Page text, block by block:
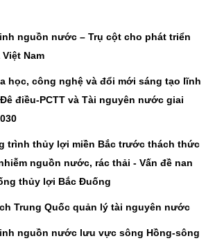
nguồn nước – Trụ cột cho phát triển
Nam
học, công nghệ và đổi mới sáng tạo lĩnh
điều-PCTT và Tài nguyên nước giai
trình thủy lợi miền Bắc trước thách thức
nguồn nước, rác thải - Vấn đề nan
thủy lợi Bắc Đuống
Trung Quốc quản lý tài nguyên nước
nguồn nước lưu vực sông Hồng-sông